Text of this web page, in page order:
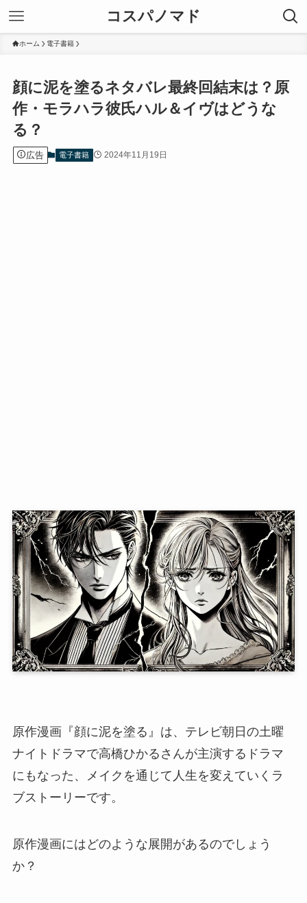
コスパノマド
ホーム 電子書籍
顔に泥を塗るネタバレ最終回結末は？原
作・モラハラ彼氏ハル＆イヴはどうな
る？
広告 電子書籍 2024年11月19日
原作漫画『顔に泥を塗る』は、テレビ朝日の土曜
ナイトドラマで高橋ひかるさんが主演するドラマ
にもなった、メイクを通じて人生を変えていくラ
ブストーリーです。
原作漫画にはどのような展開があるのでしょう
か？